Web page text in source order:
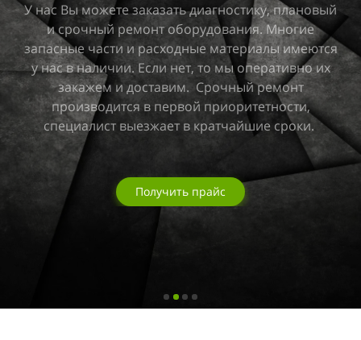
У нас Вы можете заказать диагностику, плановый
и срочный ремонт оборудования. Многие
запасные части и расходные материалы имеются
у нас в наличии. Если нет, то мы оперативно их
закажем и доставим. Срочный ремонт
производится в первой приоритетности,
специалист выезжает в кратчайшие сроки.
Получить прайс